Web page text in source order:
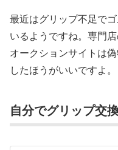
最近はグリップ不足で
いるようですね。専門
オークションサイトは
したほうがいいですよ。
自分でグリップ交